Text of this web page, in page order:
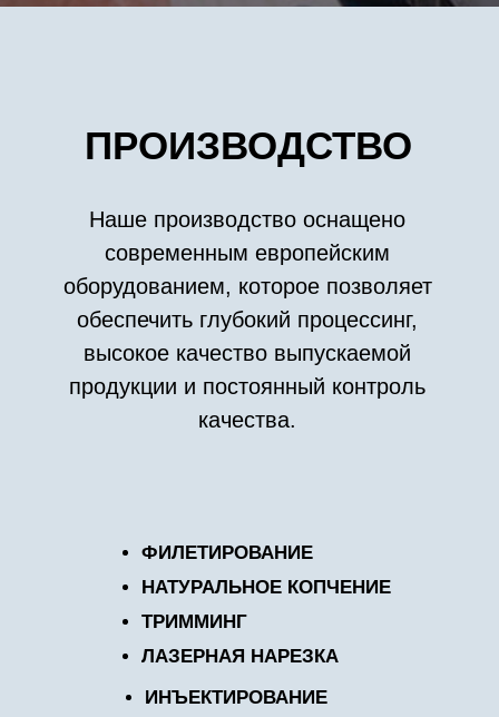
ЛОГИСТИКА
Производственно-складской
комплекс и офис компании ООО "Фуд
Тим" расположены в городе Дмитров
66 км на север от Москвы (МО).
Такое расположение и собственный
доставлять нашу продукцию в
компаниями, работающими в
перевозки, что позволяет регулярно
поставлять нашу продукцию
практически в любую точку России.